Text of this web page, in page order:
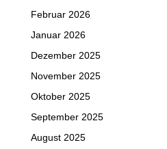
Februar 2026
Januar 2026
Dezember 2025
November 2025
Oktober 2025
September 2025
August 2025